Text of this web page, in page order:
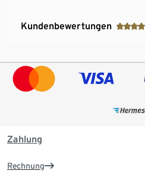
Kundenbewertungen
Zahlung
Rechnung